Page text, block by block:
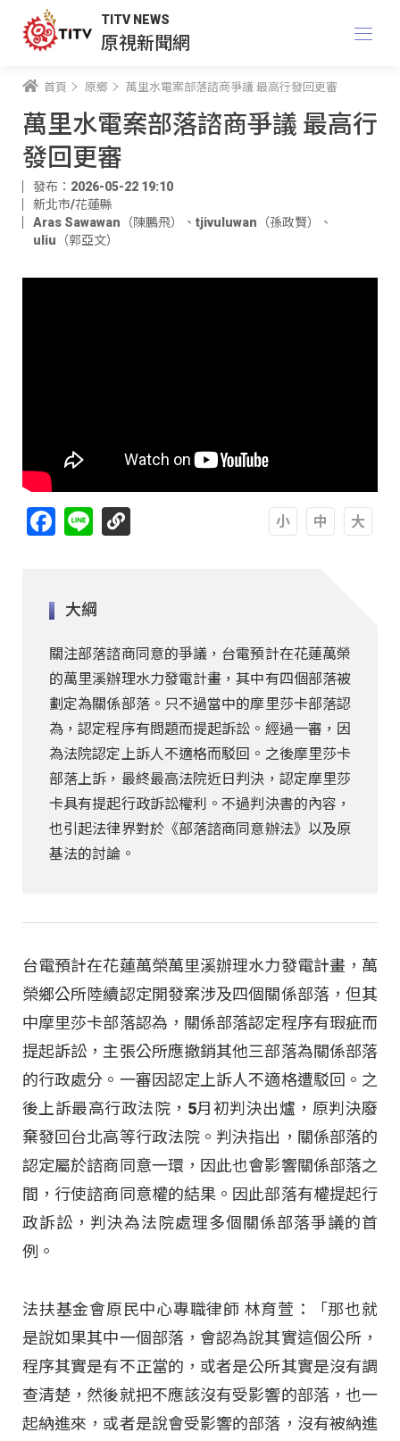
TITV NEWS
原視新聞網
首頁 原鄉 萬里水電案部落諮商爭議 最高行發回更審
萬里水電案部落諮商爭議 最高行
發回更審
發布：2026-05-22 19:10
新北市/花蓮縣
Aras Sawawan（陳鵬飛）
、 tjivuluwan（孫政賢）
、
uliu（郭亞文）
Facebook
Line
大綱
關注部落諮商同意的爭議，台電預計在花蓮萬榮
的萬里溪辦理水力發電計畫，其中有四個部落被
劃定為關係部落。只不過當中的摩里莎卡部落認
為，認定程序有問題而提起訴訟。經過一審，因
為法院認定上訴人不適格而駁回。之後摩里莎卡
部落上訴，最終最高法院近日判決，認定摩里莎
卡具有提起行政訴訟權利。不過判決書的內容，
也引起法律界對於《部落諮商同意辦法》以及原
基法的討論。
台電預計在花蓮萬榮萬里溪辦理水力發電計畫，萬
榮鄉公所陸續認定開發案涉及四個關係部落，但其
中摩里莎卡部落認為，關係部落認定程序有瑕疵而
提起訴訟，主張公所應撤銷其他三部落為關係部落
的行政處分。一審因認定上訴人不適格遭駁回。之
後上訴最高行政法院，5月初判決出爐，原判決廢
棄發回台北高等行政法院。判決指出，關係部落的
認定屬於諮商同意一環，因此也會影響關係部落之
間，行使諮商同意權的結果。因此部落有權提起行
政訴訟，判決為法院處理多個關係部落爭議的首
例。
法扶基金會原民中心專職律師 林育萱：「那也就
是說如果其中一個部落，會認為說其實這個公所，
程序其實是有不正當的，或者是公所其實是沒有調
查清楚，然後就把不應該沒有受影響的部落，也一
起納進來，或者是說會受影響的部落，沒有被納進